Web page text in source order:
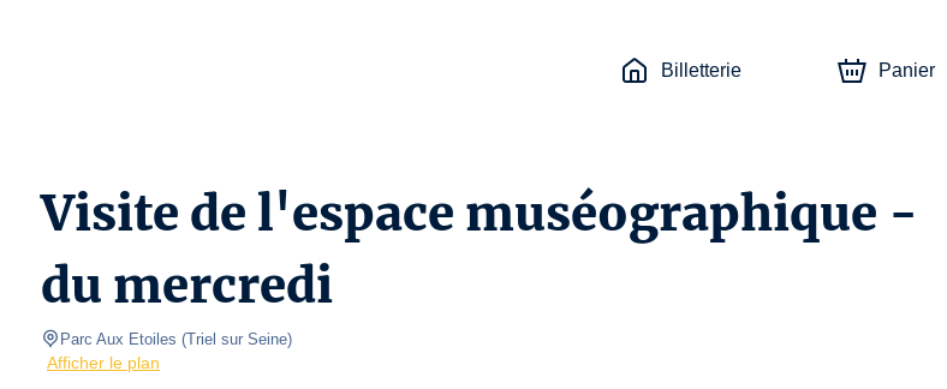
Billetterie Panier
Visite de l'espace muséographique -
du mercredi
Parc Aux Etoiles (Triel sur Seine)
Afficher le plan